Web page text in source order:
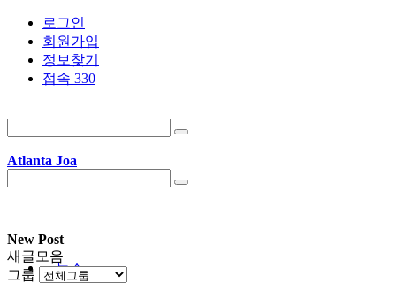
로그인
회원가입
정보찾기
접속 330
Atlanta Joa
뉴스
New Post
새글모음
그룹